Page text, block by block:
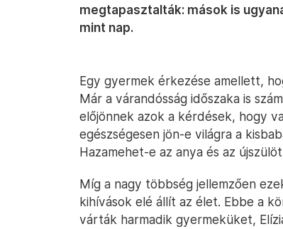
megtapasztalták: mások is
mint nap.
Egy gyermek érkezése amellett,
Már a várandósság időszaka is
előjönnek azok a kérdések, hogy
egészségesen jön-e világra a
Hazamehet-e az anya és az
Míg a nagy többség jellemzően
kihívások elé állít az élet. Ebbe a
várták harmadik gyermeküket,